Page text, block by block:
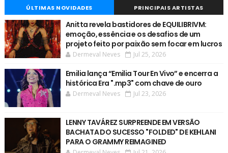
ÚLTIMAS NOVIDADES PRINCIPAIS ARTISTAS
Anitta revela bastidores de EQUILIBRIVM:
emoção, essência e os desafios de um
projeto feito por paixão sem focar em lucros
Dermeval Neves Jul 25, 2026
Emilia lança “Emilia Tour En Vivo” e encerra a
histórica Era ".mp3" com chave de ouro
Dermeval Neves Jul 23, 2026
LENNY TAVÁREZ SURPREENDE EM VERSÃO
BACHATA DO SUCESSO "FOLDED" DE KEHLANI
PARA O GRAMMY REIMAGINED